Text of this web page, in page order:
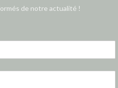
de notre actualité !